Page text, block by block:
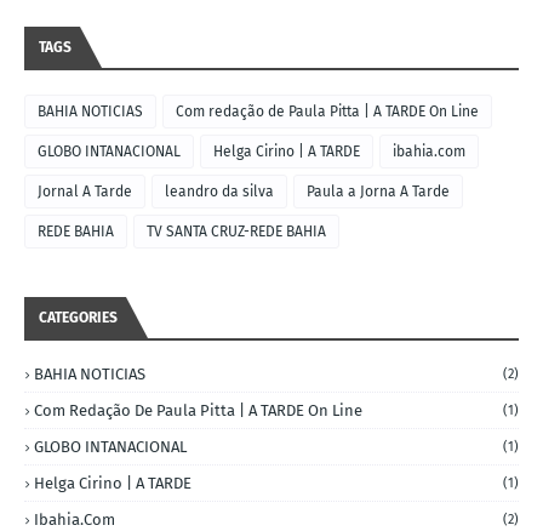
TAGS
BAHIA NOTICIAS Com redação de Paula Pitta | A TARDE On Line
GLOBO INTANACIONAL Helga Cirino | A TARDE ibahia.com
Jornal A Tarde leandro da silva Paula a Jorna A Tarde
REDE BAHIA TV SANTA CRUZ-REDE BAHIA
CATEGORIES
BAHIA NOTICIAS (2)
Com Redação De Paula Pitta | A TARDE On Line (1)
GLOBO INTANACIONAL (1)
Helga Cirino | A TARDE (1)
Ibahia.com (2)